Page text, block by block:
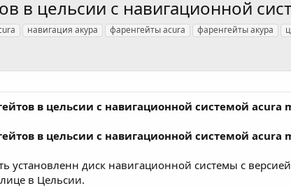
в цельсии с навигационной
навигация акура фаренгейты acura фаренгейты акура
в цельсии с навигационной системой acura
в цельсии с навигационной системой acura
установленн диск навигационной системы с
в Цельсии.